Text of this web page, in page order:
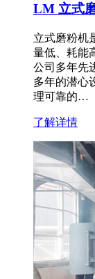
LM 立式
立式磨粉机
量低、耗能
公司多年先
多年的潜心
理可靠的…
了解详情